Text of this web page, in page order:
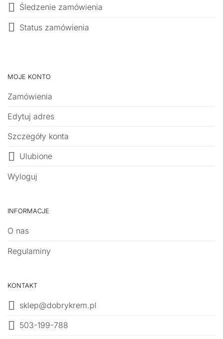
Śledzenie zamówienia
Status zamówienia
MOJE KONTO
Zamówienia
Edytuj adres
Szczegóły konta
Ulubione
Wyloguj
INFORMACJE
O nas
Regulaminy
KONTAKT
sklep@dobrykrem.pl
503-199-788